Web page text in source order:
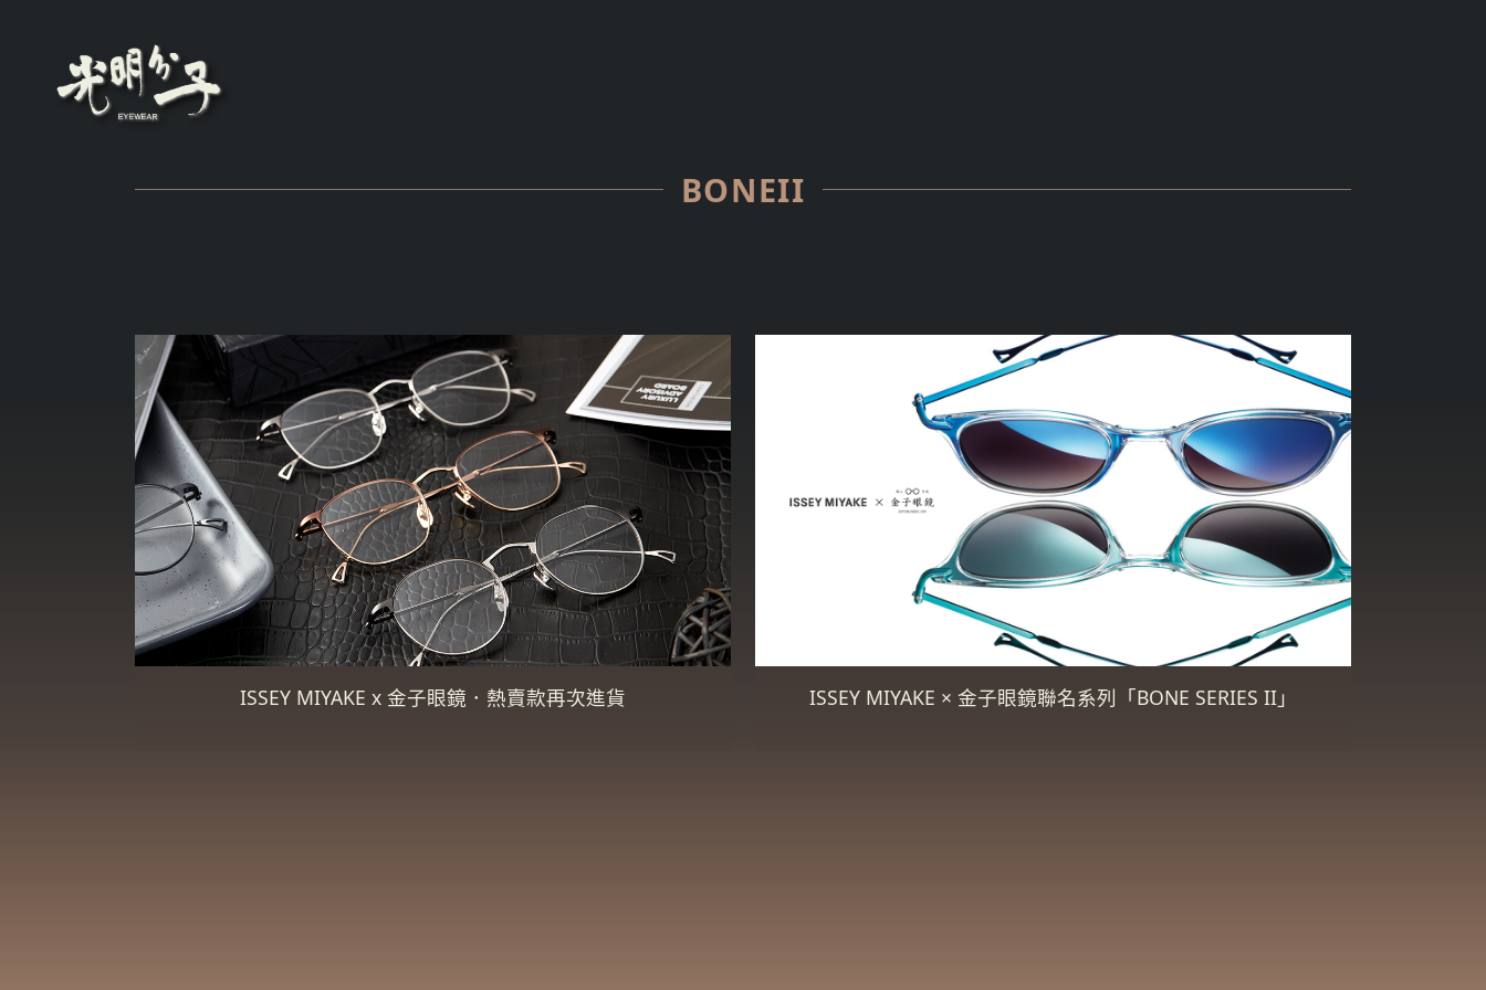
BONEII
ISSEY MIYAKE x 金子眼鏡．熱賣款再次進貨 ISSEY MIYAKE × 金子眼鏡聯名系列「BONE SERIES II」